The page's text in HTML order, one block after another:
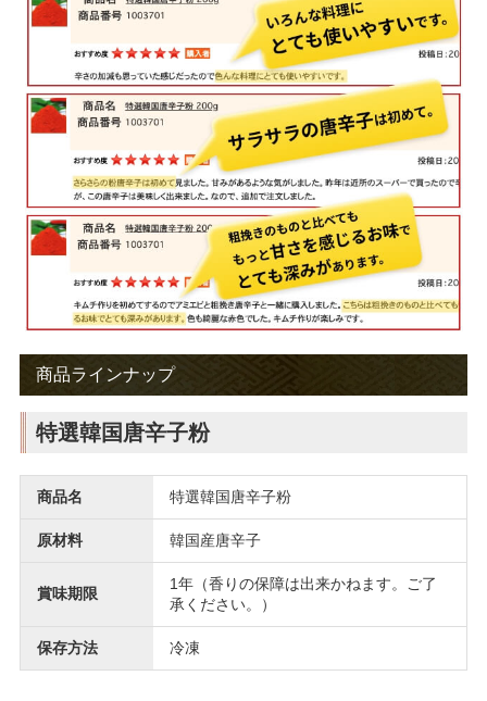
商品ラインナップ
特選韓国唐辛子粉
商品名 特選韓国唐辛子粉
原材料 韓国産唐辛子
賞味期限
1年（香りの保障は出来かねます。ご了
承ください。）
保存方法 冷凍